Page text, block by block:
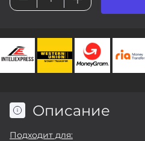
Описание
Подходит для: